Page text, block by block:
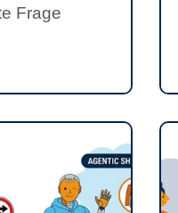
Frage